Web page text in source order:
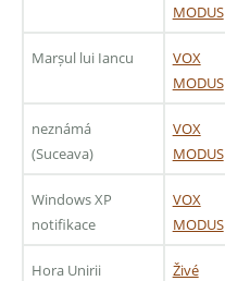
MODUS
Marșul lui Iancu
VOX
MODUS
neznámá
(Suceava)
VOX
MODUS
Windows XP
notifikace
VOX
MODUS
Hora Unirii
Živé